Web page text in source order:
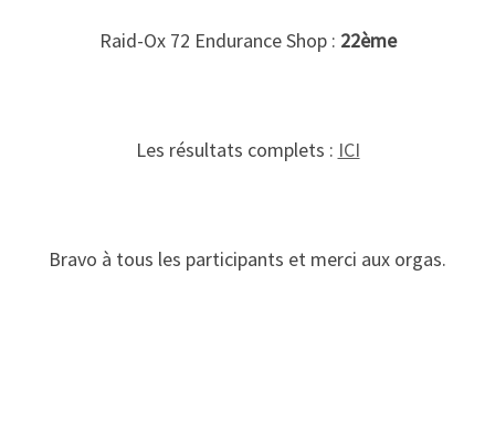
Raid-Ox 72 Endurance Shop : 22ème
Les résultats complets : ICI
Bravo à tous les participants et merci aux orgas.